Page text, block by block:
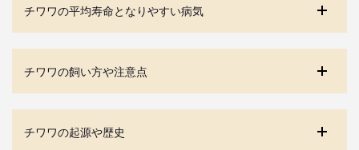
チワワの平均寿命となりやすい病気
チワワの飼い方や注意点
チワワの起源や歴史